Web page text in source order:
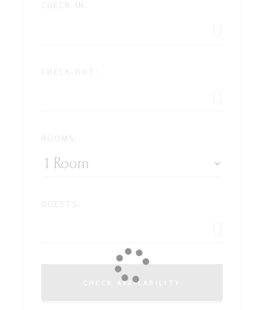
CHECK AVAILABILITY